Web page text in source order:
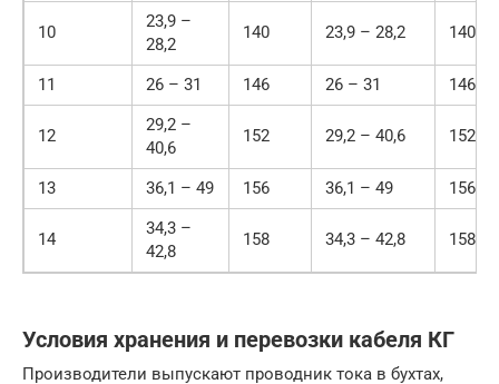
10
23,9 –
28,2
140 23,9 – 28,2 140
11 26 – 31 146 26 – 31 146
12
29,2 –
40,6
152 29,2 – 40,6 152
13 36,1 – 49 156 36,1 – 49 156
14
34,3 –
42,8
158 34,3 – 42,8 158
Условия хранения и перевозки кабеля КГ
Производители выпускают проводник тока в бухтах,